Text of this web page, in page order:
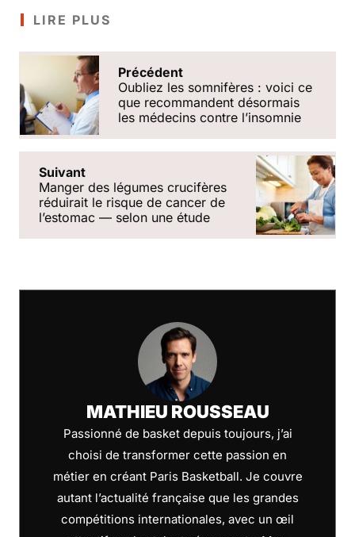
LIRE PLUS
Précédent
Oubliez les somnifères : voici ce
que recommandent désormais
les médecins contre lʼinsomnie
Suivant
Manger des légumes crucifères
réduirait le risque de cancer de
lʼestomac — selon une étude
MATHIEU ROUSSEAU
Passionné de basket depuis toujours, j’ai
choisi de transformer cette passion en
métier en créant Paris Basketball. Je couvre
autant l’actualité française que les grandes
compétitions internationales, avec un œil